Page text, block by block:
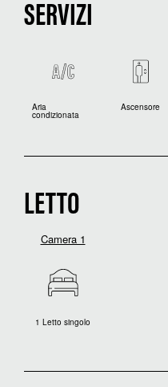
SERVIZI
Aria
condizionata
Ascensore
LETTO
Camera 1
1 Letto singolo